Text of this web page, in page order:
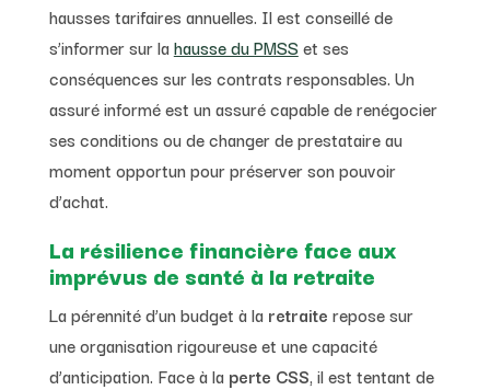
hausses tarifaires annuelles. Il est conseillé de
s’informer sur la hausse du PMSS et ses
conséquences sur les contrats responsables. Un
assuré informé est un assuré capable de renégocier
ses conditions ou de changer de prestataire au
moment opportun pour préserver son pouvoir
d’achat.
La résilience financière face aux
imprévus de santé à la retraite
La pérennité d’un budget à la retraite repose sur
une organisation rigoureuse et une capacité
d’anticipation. Face à la perte CSS, il est tentant de